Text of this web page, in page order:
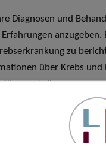
Diagnosen und
anzugeben.
zu
über Krebs und
stellen.
sind beim LIH auf